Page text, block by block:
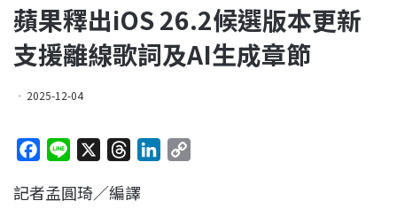
蘋果釋出iOS 26.2候選版本更新
支援離線歌詞及AI生成章節
2025-12-04
c
n
r
記者孟圓琦／編譯